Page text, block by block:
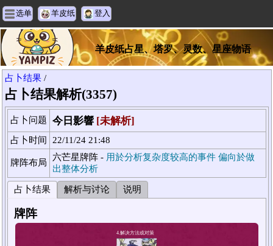
选单 羊皮纸 登入
羊皮纸占星、塔罗、灵数、星座物语
占卜结果 /
占卜结果解析(3357)
占卜问题 今日影響 [未解析]
占卜时间 22/11/24 21:48
牌阵布局
六芒星牌阵 - 用於分析复杂度较高的事件 偏向於做
出整体分析
占卜结果 解析与讨论 说明
牌阵